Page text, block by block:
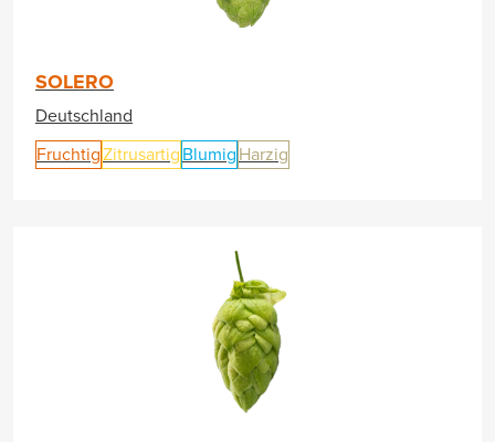
SOLERO
Deutschland
FruchtigZitrusartig Blumig Harzig